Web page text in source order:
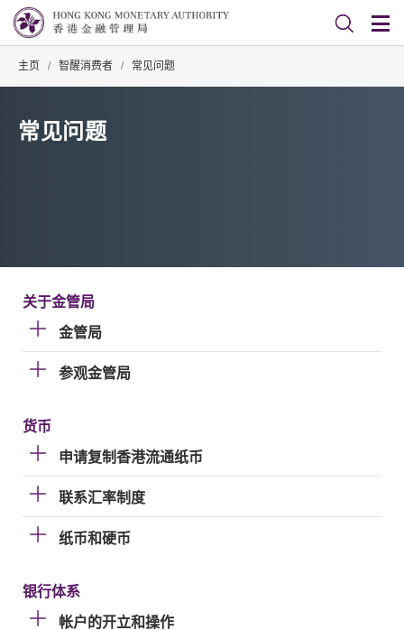
主页 / 智醒消费者 / 常见问题
常见问题
关于金管局
金管局
参观金管局
货币
申请复制香港流通纸币
联系汇率制度
纸币和硬币
银行体系
帐户的开立和操作